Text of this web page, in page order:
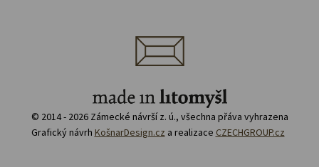
© 2014 - 2026 Zámecké návrší z. ú., všechna přáva vyhrazena
Grafický návrh KošnarDesign.cz a realizace CZECHGROUP.cz